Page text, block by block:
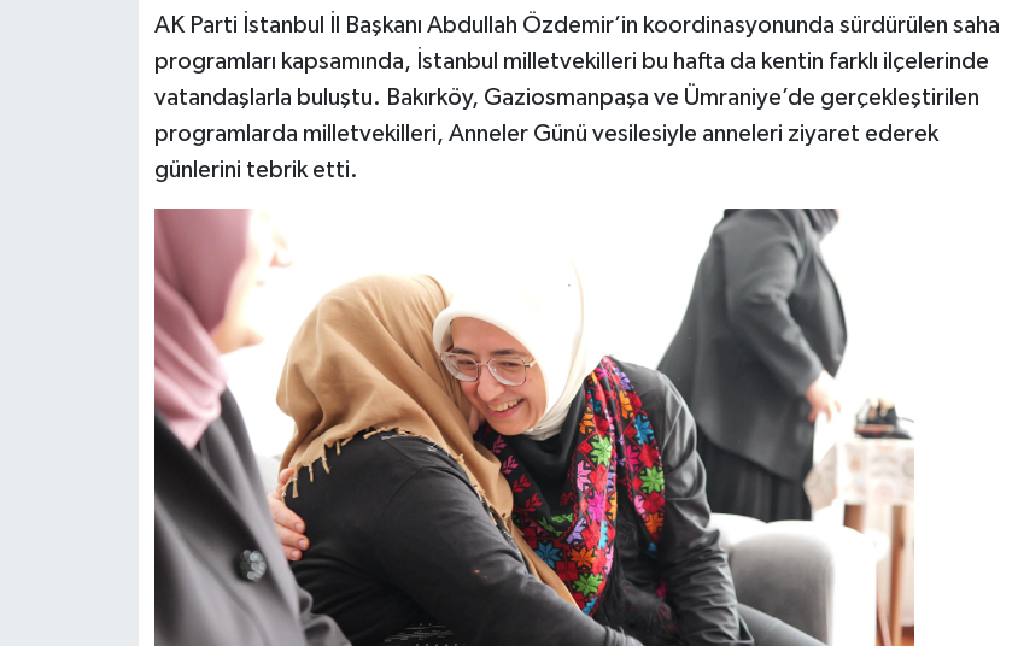
AK Parti İstanbul İl Başkanı Abdullah Özdemir’in koordinasyonunda sürdürülen saha
programları kapsamında, İstanbul milletvekilleri bu hafta da kentin farklı ilçelerinde
vatandaşlarla buluştu. Bakırköy, Gaziosmanpaşa ve Ümraniye’de gerçekleştirilen
programlarda milletvekilleri, Anneler Günü vesilesiyle anneleri ziyaret ederek
günlerini tebrik etti.